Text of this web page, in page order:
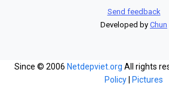
Send feedback
Developed by Chun
Since © 2006 Netdepviet.org All rights
Policy
Pictures